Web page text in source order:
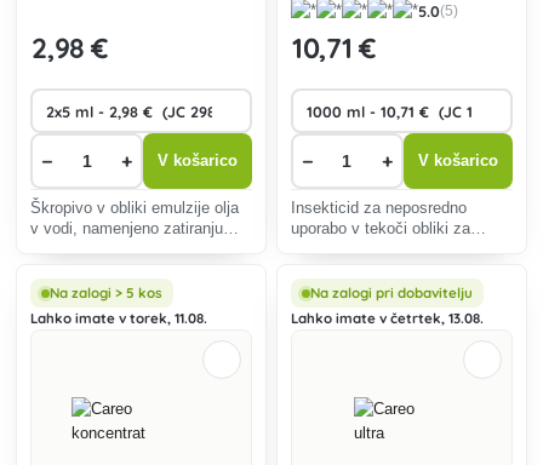
2,98 €
− + V košarico
Škropivo v obliki emulzije olja
v vodi, namenjeno zatiranju
5.0(5)
10,71 €
− + V košarico
Insekticid za neposredno
uporabo v tekoči obliki za
zaščito zelenjave, zelišč in
sadnega drevja.
Na zalogi > 5 kos
Lahko imate v torek, 11.08.
Na zalogi pri dobavitelju
Lahko imate v četrtek, 13.08.